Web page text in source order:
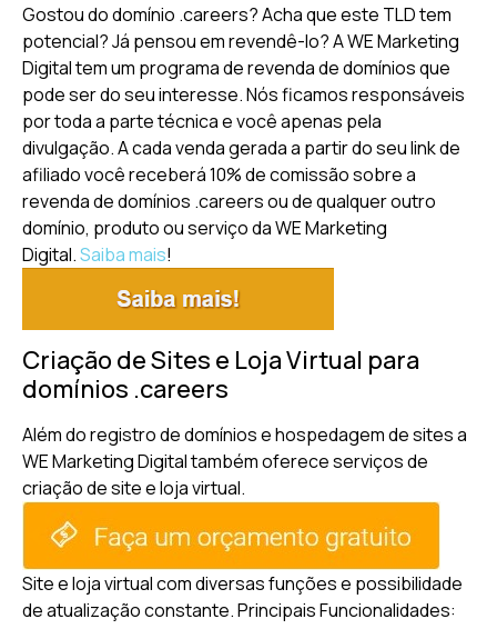
Gostou do domínio .careers? Acha que este TLD tem
potencial? Já pensou em revendê-lo? A WE Marketing
Digital tem um programa de revenda de domínios que
pode ser do seu interesse. Nós ficamos responsáveis
por toda a parte técnica e você apenas pela
divulgação. A cada venda gerada a partir do seu link de
afiliado você receberá 10% de comissão sobre a
revenda de domínios .careers ou de qualquer outro
domínio, produto ou serviço da WE Marketing
Digital.Saiba mais!
Criação de Sites e Loja Virtual para
domínios .careers
Além do registro de domínios e hospedagem de sites a
WE Marketing Digital também oferece serviços de
criação de site e loja virtual.
Site e loja virtual com diversas funções e possibilidade
de atualização constante.Principais Funcionalidades: